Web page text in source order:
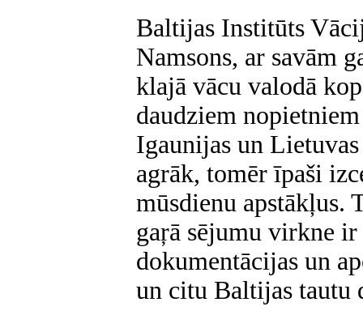
Baltijas Institūts
Namsons, ar savām
klajā vācu valodā
daudziem
Igaunijas un
agrāk, tomēr īpaši
mūsdienu apstākļus.
gaŗā sējumu virkne
dokumentācijas un
un citu Baltijas tautu